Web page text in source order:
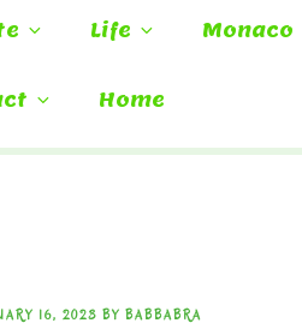
Life Monaco
Home
16, 2023 BY BABBABRA